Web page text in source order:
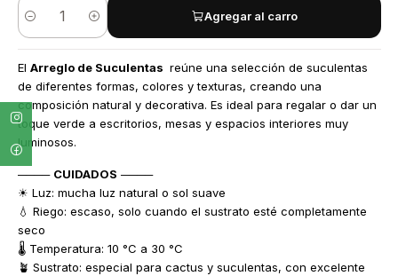
Cantidad
Agregar al carro
El Arreglo de Suculentas reúne una selección de suculentas
de diferentes formas, colores y texturas, creando una
composición natural y decorativa. Es ideal para regalar o dar un
toque verde a escritorios, mesas y espacios interiores muy
luminosos.
──── CUIDADOS ────
☀ Luz: mucha luz natural o sol suave
💧 Riego: escaso, solo cuando el sustrato esté completamente
seco
🌡 Temperatura: 10 °C a 30 °C
🪴 Sustrato: especial para cactus y suculentas, con excelente